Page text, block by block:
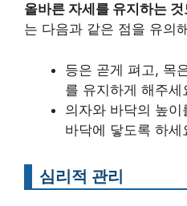
올바른 자세를 유지하는
는 다음과 같은 점을 유의
등은 곧게 펴고, 목
를 유지하게 해주세
의자와 바닥의 높
바닥에 닿도록 하세
심리적 관리